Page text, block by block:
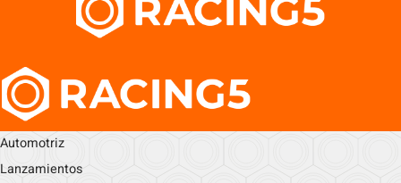
Automotriz
Lanzamientos